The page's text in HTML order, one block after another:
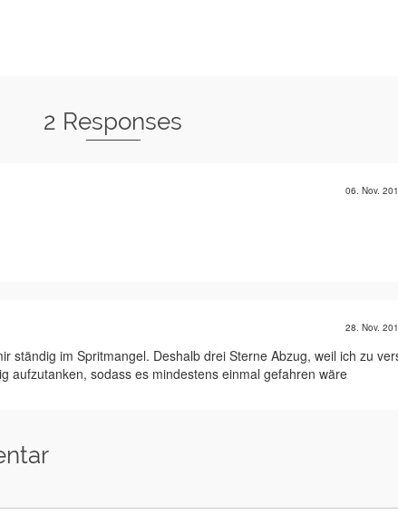
2 Responses
06. Nov.
28. Nov.
ständig im Spritmangel. Deshalb drei Sterne Abzug, weil ich zu
aufzutanken, sodass es mindestens einmal gefahren wäre